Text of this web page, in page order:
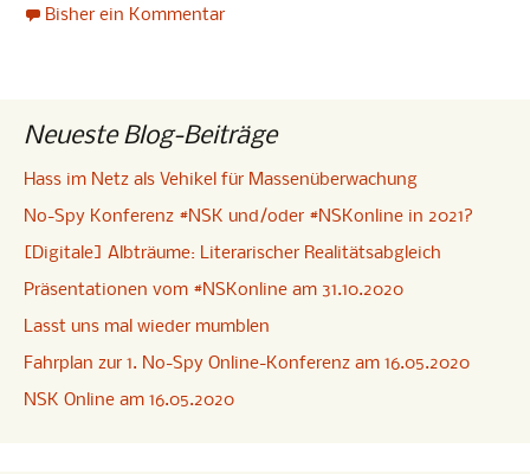
Bisher ein Kommentar
Neueste Blog-Beiträge
Hass im Netz als Vehikel für Massenüberwachung
No-Spy Konferenz #NSK und/oder #NSKonline in 2021?
[Digitale] Albträume: Literarischer Realitätsabgleich
Präsentationen vom #NSKonline am 31.10.2020
Lasst uns mal wieder mumblen
Fahrplan zur 1. No-Spy Online-Konferenz am 16.05.2020
NSK Online am 16.05.2020